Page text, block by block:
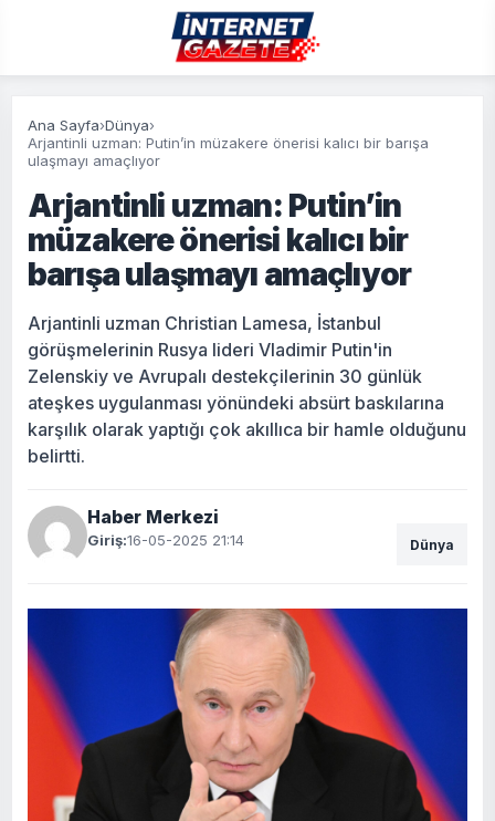
Ana Sayfa›Dünya›
Arjantinli uzman: Putin’in müzakere önerisi kalıcı bir barışa
ulaşmayı amaçlıyor
Arjantinli uzman: Putin’in
müzakere önerisi kalıcı bir
barışa ulaşmayı amaçlıyor
Arjantinli uzman Christian Lamesa, İstanbul
görüşmelerinin Rusya lideri Vladimir Putin'in
Zelenskiy ve Avrupalı destekçilerinin 30 günlük
ateşkes uygulanması yönündeki absürt baskılarına
karşılık olarak yaptığı çok akıllıca bir hamle olduğunu
belirtti.
Haber Merkezi
Giriş:16-05-2025 21:14 Dünya